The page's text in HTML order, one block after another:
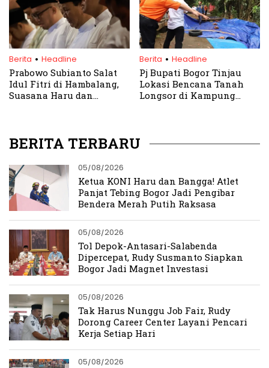
Berita . Headline
Prabowo Subianto Salat
Idul Fitri di Hambalang,
Suasana Haru dan
Berita . Headline
Pj Bupati Bogor Tinjau
Lokasi Bencana Tanah
Longsor di Kampung
BERITA TERBARU
05/08/2026
Ketua KONI Haru dan Bangga! Atlet
Panjat Tebing Bogor Jadi Pengibar
Bendera Merah Putih Raksasa
05/08/2026
Tol Depok-Antasari-Salabenda
Dipercepat, Rudy Susmanto Siapkan
Bogor Jadi Magnet Investasi
05/08/2026
Tak Harus Nunggu Job Fair, Rudy
Dorong Career Center Layani Pencari
Kerja Setiap Hari
05/08/2026